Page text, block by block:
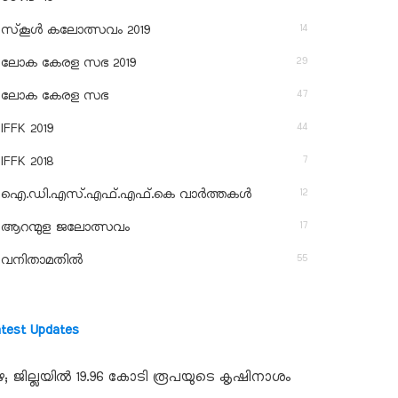
സ്‌കൂള്‍ കലോത്സവം 2019 14
ലോക കേരള സഭ 2019 29
ലോക കേരള സഭ 47
IFFK 2019 44
IFFK 2018 7
ഐ.ഡി.എസ്.എഫ്.എഫ്.കെ വാർത്തകൾ 12
ആറന്മുള ജലോത്സവം 17
വനിതാമതിൽ 55
Updates
ജില്ലയില്‍ 19.96 കോടി രൂപയുടെ കൃഷിനാശം